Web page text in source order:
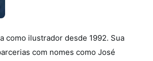
como ilustrador desde 1992. Sua
com nomes como José